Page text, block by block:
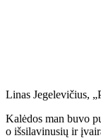
Linas Jegelevičius,
Kalėdos man buvo
o išsilavinusių ir